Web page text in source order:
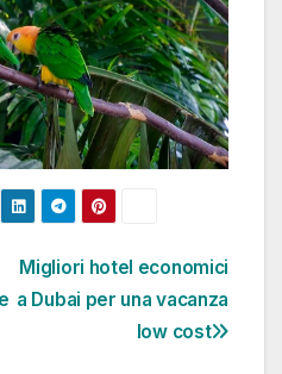
Migliori hotel economici
a Dubai per una vacanza
low cost